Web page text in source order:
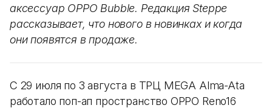
аксессуар OPPO Bubble. Редакция Steppe
рассказывает, что нового в новинках и когда
они появятся в продаже.
С 29 июля по 3 августа в ТРЦ MEGA Alma-Ata
работало поп-ап пространство OPPO Reno16